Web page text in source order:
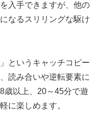
入手できますが、他の
なるスリリングな駆け
というキャッチコピー
読み合いや逆転要素に
歳以上、20～45分で遊
に楽しめます。